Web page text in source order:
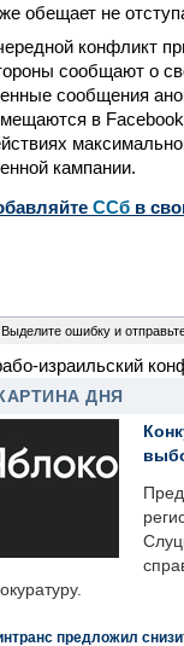
обещает не
конфликт
сообщают о
сообщения
в
кампании.
CСб в
Выделите ошибку и
израильский
КАРТИНА ДНЯ
предложил